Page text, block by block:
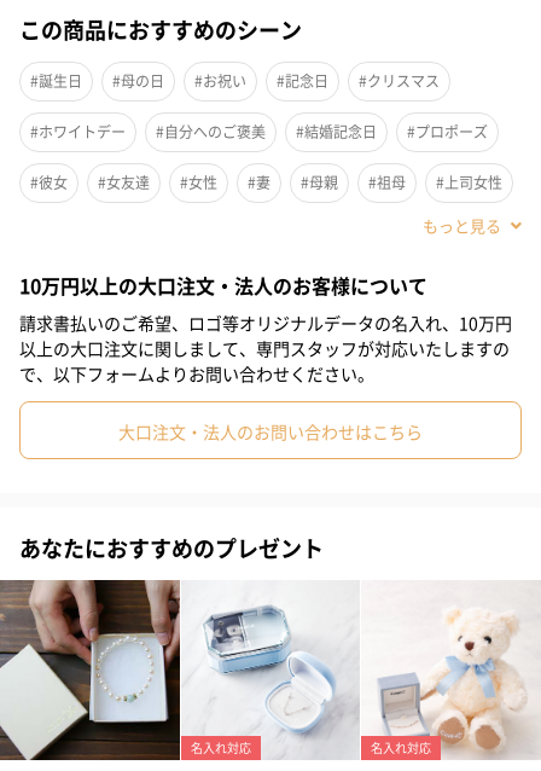
この商品におすすめのシーン
#誕生日 #母の日 #お祝い #記念日 #クリスマス
#ホワイトデー #自分へのご褒美 #結婚記念日 #プロポーズ
#彼女 #女友達 #女性 #妻 #母親 #祖母 #上司女性
#部下女性 #義母 #親戚女性 #20代前半 #20代後半
#30代 #40代 #50代 #60代 #70代 #80代 #90代
10万円以上の大口注文・法人のお客様について
請求書払いのご希望、ロゴ等オリジナルデータの名入れ、10万円
以上の大口注文に関しまして、専門スタッフが対応いたしますの
で、以下フォームよりお問い合わせください。
大口注文・法人のお問い合わせはこちら
あなたにおすすめのプレゼント